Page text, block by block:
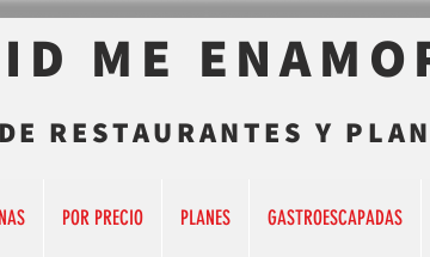
ME
RESTAURANTES Y
POR PRECIO PLANES GASTROESCAPADAS